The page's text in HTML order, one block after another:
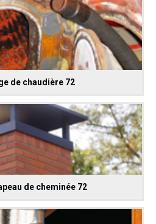
de chaudière 72
de cheminée 72